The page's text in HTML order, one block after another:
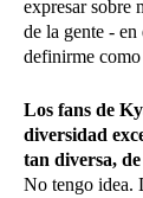
expresar sobre
de la gente -
definirme
Los fans de
diversidad
tan diversa, de
No tengo idea.